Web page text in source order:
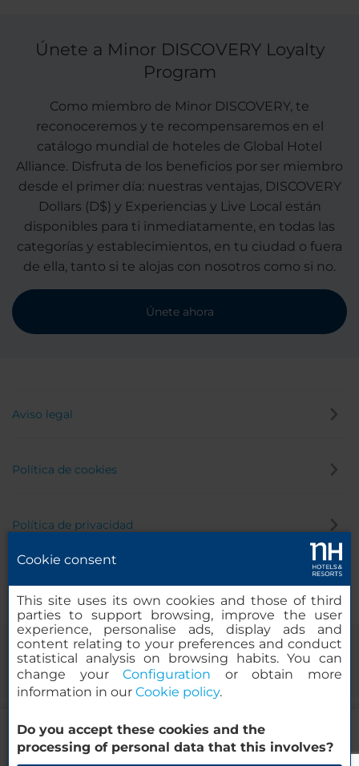
DESDE 54.00
Impuestos y tasas incluidas
Únete a Minor DISCOVERY Loyalty
Program
Como miembro de Minor DISCOVERY, te
reconoceremos y te recompensaremos en el
catálogo mundial de hoteles de Global Hotel
Alliance. Disfruta de los beneficios por ser miembro
desde el primer día: nuestras ventajas, DISCOVERY
Dollars (D$) y Experiencias y Live Local están
disponibles para ti inmediatamente, en todas las
categorías y establecimientos, en tu ciudad o fuera
de ella, tanto si te alojas con nosotros como si no.
Únete ahora
Aviso legal
Política de cookies
Política de privacidad
© 2000-2026 MINOR HOTELS EUROPE & AMERICAS Santa Engracia,
120. 28003 Madrid, España
Cookie consent
This site uses its own cookies and those of third
parties to support browsing, improve the user
experience, personalise ads, display ads and
content relating to your preferences and conduct
statistical analysis on browsing habits. You can
change yourConfiguration or obtain more
information in our Cookie policy.
Do you accept these cookies and the
processing of personal data that this involves?